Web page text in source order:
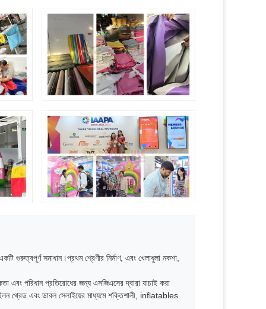
গুরুত্বপূর্ণ সমাধান।প্রথম শ্রেণীর নির্মাণ, এবং খেলাধুলা নকশা,
এবং পরিধান প্রতিরোধের জন্য এসজিএসের দ্বারা যাচাই করা
থ্রেড এবং ডাবল সেলাইয়ের মাধ্যমে শক্তিশালী, inflatables